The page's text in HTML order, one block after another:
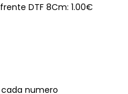
DTF 8Cm: 1.00€
cada numero